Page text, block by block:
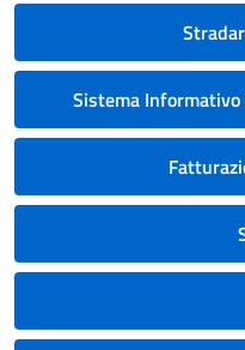
Sistema